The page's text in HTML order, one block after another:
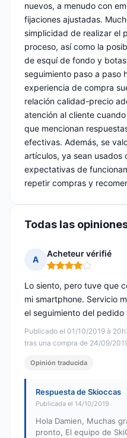
nuevos, a menudo con
fijaciones ajustadas.
simplicidad de realizar el
proceso, así como la
de esquí de fondo y
seguimiento paso a paso
experiencia de compra
relación calidad-precio
atención al cliente
que mencionan
efectivas. Además, se
artículos, ya sean usados
expectativas de
repetir compras y
Todas las
A
Acheteur vérifié
Nota: 4 de 5
Publicado el 01/10/2019 à
tras una compra de 24/09/
Lo siento, pero tuve que
mi smartphone. Servicio
el seguimiento del pedido
Opinión traducida
Respuesta de Skioccas
Publicada el 14/10/2019
Hola Damien, Muchas
pronto, El equipo de